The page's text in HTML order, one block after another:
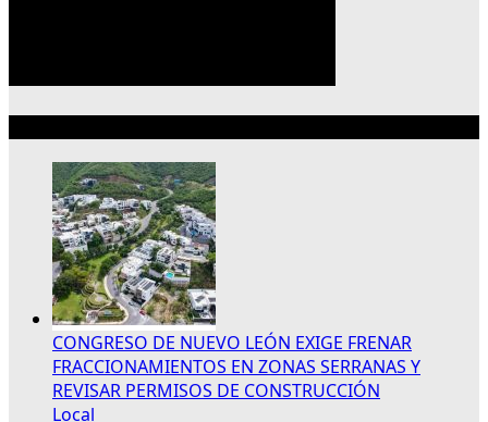
CONGRESO DE NUEVO LEÓN EXIGE FRENAR
FRACCIONAMIENTOS EN ZONAS SERRANAS Y
REVISAR PERMISOS DE CONSTRUCCIÓN
Local